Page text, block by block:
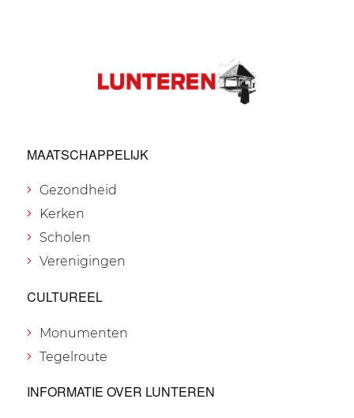
MAATSCHAPPELIJK
Gezondheid
Kerken
Scholen
Verenigingen
CULTUREEL
Monumenten
Tegelroute
INFORMATIE OVER LUNTEREN